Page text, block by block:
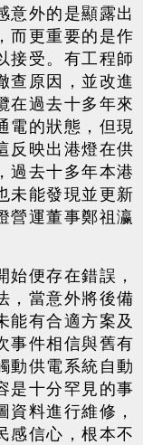
意外的是顯露出
而更重要的是作
接受。有工程師
查原因，並改進
在過去十多年來
電的狀態，但現
反映出港燈在供
過去十多年本港
未能發現並更新
營運董事鄭祖瀛
便存在錯誤，
，當意外將後備
能有合適方案及
事件相信與舊有
動供電系統自動
是十分罕見的事
料進行維修，
感信心，根本不